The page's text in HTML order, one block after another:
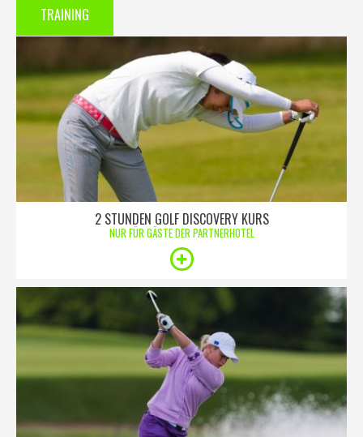
TRAINING
2 STUNDEN GOLF DISCOVERY KURS
NUR FÜR GÄSTE DER PARTNERHOTEL